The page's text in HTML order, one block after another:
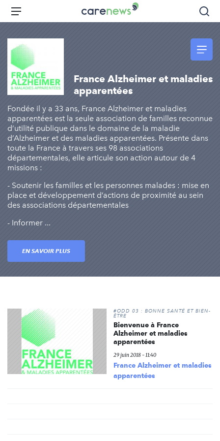
Aller
principal
Carenews,
Le
l'engagement
Menu
France Alzheimer et maladies
apparentées
Fondée il y a 33 ans, France Alzheimer et maladies
apparentées est la seule association de familles reconnue
d’utilité publique dans le domaine de la maladie
d’Alzheimer et des maladies apparentées. Présente dans
toute la France à travers ses 98 associations
départementales, elle articule son action autour de 4
missions :
- Soutenir les familles et les personnes malades : mise en
place et développement d’actions de proximité au sein
des associations départementales
- Informer ...
EN SAVOIR PLUS
#ODD 03 : BONNE SANTÉ ET BIEN-
ÊTRE
Bienvenue à France
Alzheimer et maladies
apparentées
29 juin 2018 - 11:40
France Alzheimer et maladies
apparentées